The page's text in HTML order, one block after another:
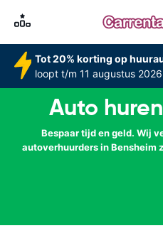
Tot 20% korting op
loopt t/m 11 augustus
Auto
Bespaar tijd en geld. Wij
autoverhuurders in Bensheim